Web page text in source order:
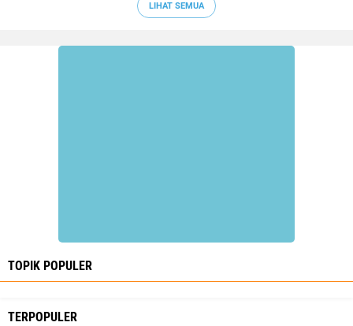
LIHAT SEMUA
TOPIK POPULER
TERPOPULER